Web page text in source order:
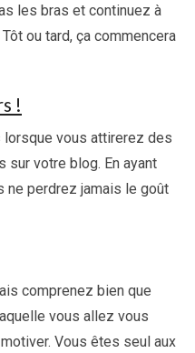
les bras et continuez à
ou tard, ça commencera
!
vous attirerez des
votre blog. En ayant
ne perdrez jamais le goût
comprenez bien que
vous allez vous
Vous êtes seul aux